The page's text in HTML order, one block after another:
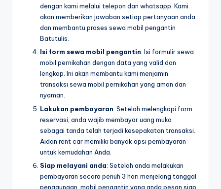
dengan kami melalui telepon dan whatsapp. Kami
akan memberikan jawaban setiap pertanyaan anda
dan membantu proses sewa mobil pengantin
Batutulis.
Isi form sewa mobil pengantin: Isi formulir sewa
mobil pernikahan dengan data yang valid dan
lengkap. Ini akan membantu kami menjamin
transaksi sewa mobil pernikahan yang aman dan
nyaman.
Lakukan pembayaran: Setelah melengkapi form
reservasi, anda wajib membayar uang muka
sebagai tanda telah terjadi kesepakatan transaksi.
Aidan rent car memiliki banyak opsi pembayaran
untuk kemudahan Anda.
Siap melayani anda: Setelah anda melakukan
pembayaran secara penuh 3 hari menjelang tanggal
penggunaan, mobil pengantin yang anda pesan siap